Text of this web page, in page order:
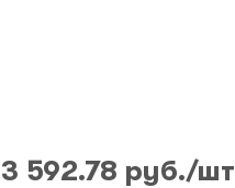
3 592.78 руб./шт